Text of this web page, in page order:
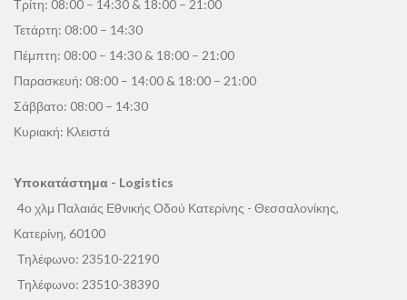
Τρίτη: 08:00 – 14:30 & 18:00 – 21:00
Τετάρτη: 08:00 – 14:30
Πέμπτη: 08:00 – 14:30 & 18:00 – 21:00
Παρασκευή: 08:00 – 14:00 & 18:00 – 21:00
Σάββατο: 08:00 – 14:30
Κυριακή: Κλειστά
Υποκατάστημα - Logistics
4ο χλμ Παλαιάς Εθνικής Οδού Κατερίνης - Θεσσαλονίκης,
Κατερίνη, 60100
Τηλέφωνο: 23510-22190
Τηλέφωνο: 23510-38390